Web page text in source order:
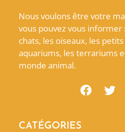
Nous voulons être votre
vous pouvez vous informer
chats, les oiseaux, les
aquariums, les terrariums
monde animal.
CATÉGORIES